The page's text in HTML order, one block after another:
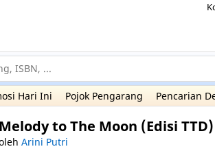
Hari Ini Pojok Pengarang Pencarian
Melody to The Moon (Edisi TTD)
Arini Putri